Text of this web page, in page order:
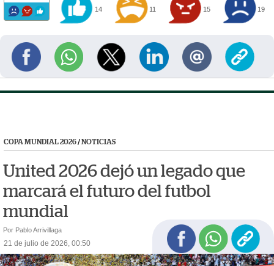
14 11 15 19
COPA MUNDIAL 2026/ NOTICIAS
United 2026 dejó un legado que
marcará el futuro del futbol
mundial
Por Pablo Arrivillaga
21 de julio de 2026, 00:50